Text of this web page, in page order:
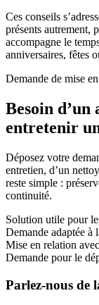
Ces conseils
présents autrement,
accompagne le
anniversaires, fêtes
Demande de mise
Besoin d’un
entretenir
Déposez votre
entretien, d’un
reste simple :
continuité.
Solution utile pour
Demande adaptée à
Mise en relation
Demande pour le
Parlez-nous de